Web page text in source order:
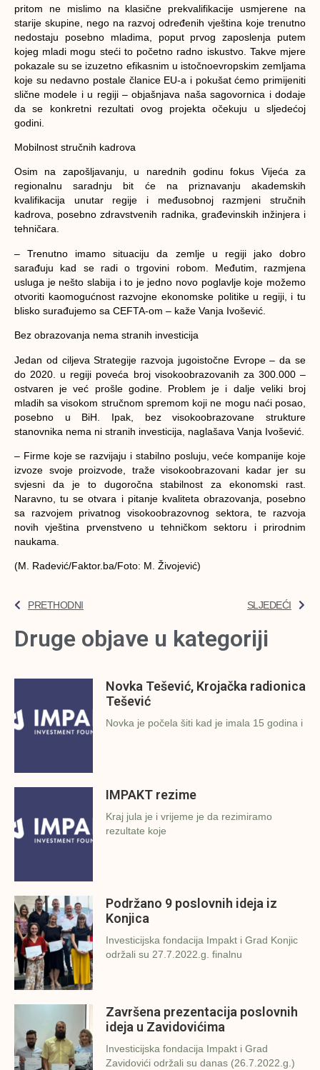
pritom ne mislimo na klasične prekvalifikacije usmjerene na
starije skupine, nego na razvoj određenih vještina koje trenutno
nedostaju posebno mladima, poput prvog zaposlenja putem
kojeg mladi mogu steći to početno radno iskustvo. Takve mjere
pokazale su se izuzetno efikasnim u istočnoevropskim zemljama
koje su nedavno postale članice EU-a i pokušat ćemo primijeniti
slične modele i u regiji – objašnjava naša sagovornica i dodaje
da se konkretni rezultati ovog projekta očekuju u sljedećoj
godini.
Mobilnost stručnih kadrova
Osim na zapošljavanju, u narednih godinu fokus Vijeća za
regionalnu saradnju bit će na priznavanju akademskih
kvalifikacija unutar regije i međusobnoj razmjeni stručnih
kadrova, posebno zdravstvenih radnika, građevinskih inžinjera i
tehničara.
– Trenutno imamo situaciju da zemlje u regiji jako dobro
sarađuju kad se radi o trgovini robom. Međutim, razmjena
usluga je nešto slabija i to je jedno novo poglavlje koje možemo
otvoriti kaomogućnost razvojne ekonomske politike u regiji, i tu
blisko surađujemo sa CEFTA-om – kaže Vanja Ivošević.
Bez obrazovanja nema stranih investicija
Jedan od ciljeva Strategije razvoja jugoistočne Evrope – da se
do 2020. u regiji poveća broj visokoobrazovanih za 300.000 –
ostvaren je već prošle godine. Problem je i dalje veliki broj
mladih sa visokom stručnom spremom koji ne mogu naći posao,
posebno u BiH. Ipak, bez visokoobrazovane strukture
stanovnika nema ni stranih investicija, naglašava Vanja Ivošević.
– Firme koje se razvijaju i stabilno posluju, veće kompanije koje
izvoze svoje proizvode, traže visokoobrazovani kadar jer su
svjesni da je to dugoročna stabilnost za ekonomski rast.
Naravno, tu se otvara i pitanje kvaliteta obrazovanja, posebno
sa razvojem privatnog visokoobrazovnog sektora, te razvoja
novih vještina prvenstveno u tehničkom sektoru i prirodnim
naukama.
(M. Radević/Faktor.ba/Foto: M. Živojević)
PRETHODNI SLJEDEĆI
Druge objave u kategoriji
Novka Tešević, Krojačka radionica
Tešević
Novka je počela šiti kad je imala 15 godina i
IMPAKT rezime
Kraj jula je i vrijeme je da rezimiramo
rezultate koje
Podržano 9 poslovnih ideja iz
Konjica
Investicijska fondacija Impakt i Grad Konjic
održali su 27.7.2022.g. finalnu
Završena prezentacija poslovnih
ideja u Zavidovićima
Investicijska fondacija Impakt i Grad
Zavidovići održali su danas (26.7.2022.g.)